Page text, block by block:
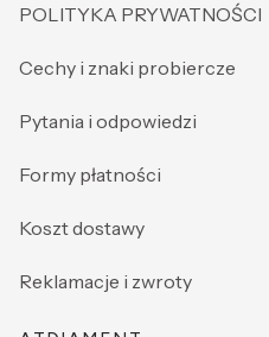
POLITYKA PRYWATNOŚCI
Cechy i znaki probiercze
Pytania i odpowiedzi
Formy płatności
Koszt dostawy
Reklamacje i zwroty